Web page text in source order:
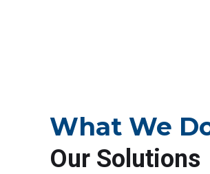
What We
Our Solutions